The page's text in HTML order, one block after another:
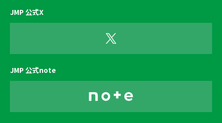
JMP 公式X
JMP 公式note